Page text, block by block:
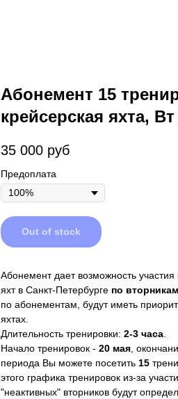
Абонемент 15
крейсерская яхта,
35 000 руб
Предоплата
Out of stock
Абонемент дает возможность участия
яхт в Санкт-Петербурге по
по абонементам, будут иметь
яхтах.
Длительность тренировки: 2-3 часа.
Начало тренировок - 20 мая,
периода Вы можете посетить 15
этого графика тренировок из-за
"неактивных" вторников будут